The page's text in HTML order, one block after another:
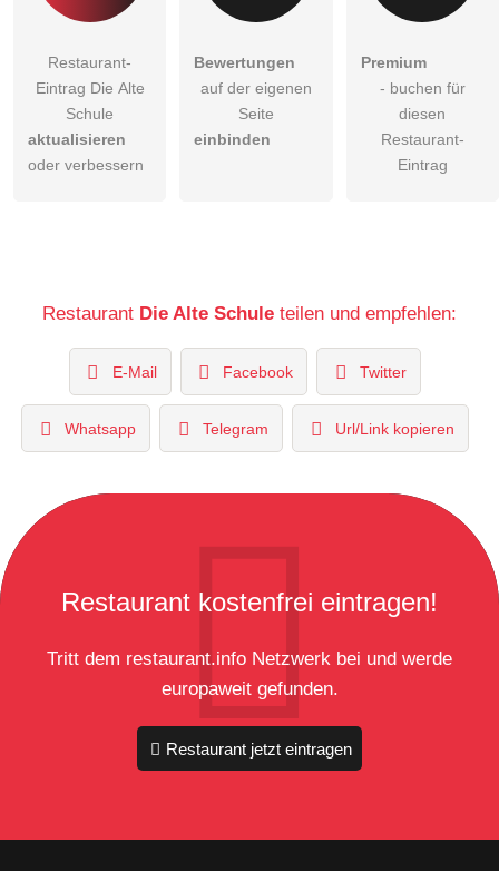
Restaurant-
Eintrag Die Alte
Schule
aktualisieren
oder verbessern
Bewertungen
auf der eigenen
Seite
einbinden
Premium
- buchen für
diesen
Restaurant-
Eintrag
Restaurant Die Alte Schule teilen und empfehlen:
E-Mail Facebook Twitter
Whatsapp Telegram Url/Link kopieren
Restaurant kostenfrei eintragen!
Tritt dem restaurant.info Netzwerk bei und werde
europaweit gefunden.
Restaurant jetzt eintragen